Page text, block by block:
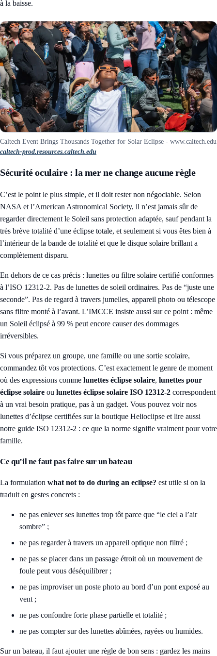
à la baisse.
Caltech Event Brings Thousands Together for Solar Eclipse - www.caltech.edu
caltech-prod.resources.caltech.edu
Sécurité oculaire : la mer ne change aucune règle
C’est le point le plus simple, et il doit rester non négociable. Selon
NASA et l’American Astronomical Society, il n’est jamais sûr de
regarder directement le Soleil sans protection adaptée, sauf pendant la
très brève totalité d’une éclipse totale, et seulement si vous êtes bien à
l’intérieur de la bande de totalité et que le disque solaire brillant a
complètement disparu.
En dehors de ce cas précis : lunettes ou filtre solaire certifié conformes
à l’ISO 12312-2. Pas de lunettes de soleil ordinaires. Pas de “juste une
seconde”. Pas de regard à travers jumelles, appareil photo ou télescope
sans filtre monté à l’avant. L’IMCCE insiste aussi sur ce point : même
un Soleil éclipsé à 99 % peut encore causer des dommages
irréversibles.
Si vous préparez un groupe, une famille ou une sortie scolaire,
commandez tôt vos protections. C’est exactement le genre de moment
où des expressions comme lunettes éclipse solaire, lunettes pour
éclipse solaire ou lunettes éclipse solaire ISO 12312-2 correspondent
à un vrai besoin pratique, pas à un gadget. Vous pouvez voir nos
lunettes d’éclipse certifiées sur la boutique Helioclipse et lire aussi
notre guide ISO 12312-2 : ce que la norme signifie vraiment pour votre
famille.
Ce qu’il ne faut pas faire sur un bateau
La formulation what not to do during an eclipse? est utile si on la
traduit en gestes concrets :
ne pas enlever ses lunettes trop tôt parce que “le ciel a l’air
sombre” ;
ne pas regarder à travers un appareil optique non filtré ;
ne pas se placer dans un passage étroit où un mouvement de
foule peut vous déséquilibrer ;
ne pas improviser un poste photo au bord d’un pont exposé au
vent ;
ne pas confondre forte phase partielle et totalité ;
ne pas compter sur des lunettes abîmées, rayées ou humides.
Sur un bateau, il faut ajouter une règle de bon sens : gardez les mains